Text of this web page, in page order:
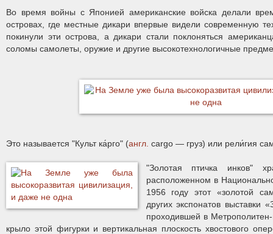
Во время войны с Японией американские войска делали
островах, где местные дикари впервые видели современную
покинули эти острова, а дикари стали поклоняться
соломы самолеты, оружие и другие высокотехнологичные
Это называется "Культ ка́рго" (англ. cargo — груз) или рели́гия
"Золотая птичка инков"
расположенном в
1956 году этот «золотой
других экспонатов выставки
проходившей в
крыло этой фигурки и вертикальная плоскость хвостового